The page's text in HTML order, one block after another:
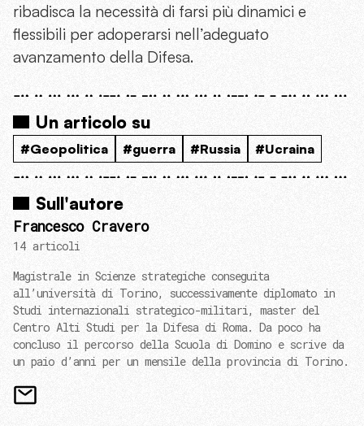
ribadisca la necessità di farsi più dinamici e
flessibili per adoperarsi nell’adeguato
avanzamento della Difesa.
Un articolo su
#Geopolitica #guerra #Russia #Ucraina
Sull'autore
Francesco Cravero
14 articoli
Magistrale in Scienze strategiche conseguita
all’università di Torino, successivamente diplomato in
Studi internazionali strategico-militari, master del
Centro Alti Studi per la Difesa di Roma. Da poco ha
concluso il percorso della Scuola di Domino e scrive da
un paio d’anni per un mensile della provincia di Torino.